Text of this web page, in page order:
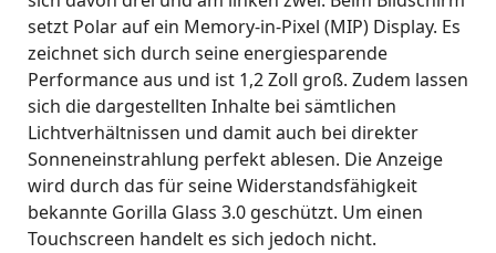
setzt Polar auf ein Memory-in-Pixel (MIP) Display. Es
zeichnet sich durch seine energiesparende
Performance aus und ist 1,2 Zoll groß. Zudem lassen
sich die dargestellten Inhalte bei sämtlichen
Lichtverhältnissen und damit auch bei direkter
Sonneneinstrahlung perfekt ablesen. Die Anzeige
wird durch das für seine Widerstandsfähigkeit
bekannte Gorilla Glass 3.0 geschützt. Um einen
Touchscreen handelt es sich jedoch nicht.